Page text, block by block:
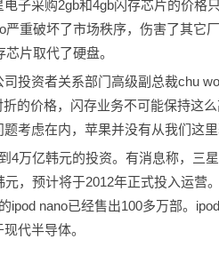
子采购2gb和4gb闪存芯片的价格
重破坏了市场秩序，伤害了其它
片取代了硬盘。
资者关系部门高级副总裁chu
的价格，闪存业务不可能保持这
考虑在内，苹果并没有从我们这
亿韩元的投资。有消息称，三星
，预计将于2012年正式投入运营
nano已经售出100多万部。
代半导体。